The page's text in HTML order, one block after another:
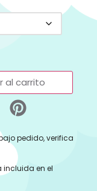
al carrito
pedido, verifica
incluida en el